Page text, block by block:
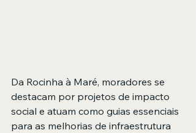
Da Rocinha à Maré, moradores se
destacam por projetos de impacto
social e atuam como guias essenciais
para as melhorias de infraestrutura